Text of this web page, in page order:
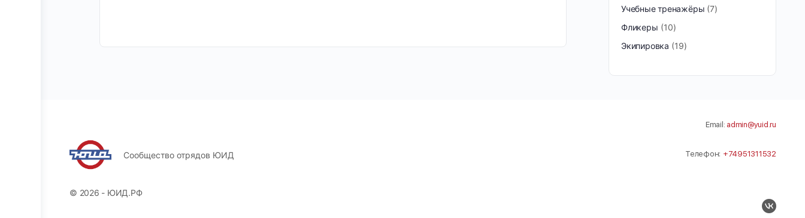
Учебные тренажёры 7
Фликеры
10
Экипировка
19
Сообщество отрядов ЮИД
© 2026 - ЮИД.РФ
Email: admin@yuid.ru
Телефон: +74951311532